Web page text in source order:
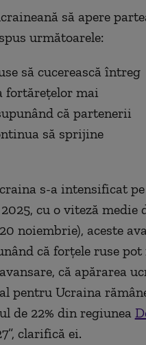
să apere
următoarele:
să cucerească întreg
fortărețelor mai
că partenerii
să sprijine
s-a intensificat
cu o viteză medie
noiembrie), aceste
că forțele ruse pot
că apărarea
pentru Ucraina
de 22% din regiunea
clarifică ei.